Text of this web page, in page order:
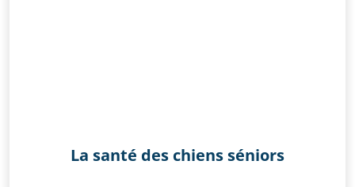
La santé des chiens séniors